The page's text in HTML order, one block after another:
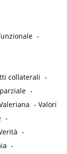
-
collaterali -
-
-Valori
-
-
-